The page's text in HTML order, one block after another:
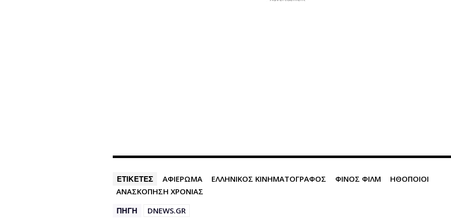
ΕΤΙΚΕΤΕΣ ΑΦΙΕΡΩΜΑ ΕΛΛΗΝΙΚΟΣ ΚΙΝΗΜΑΤΟΓΡΑΦΟΣ ΦΙΝΟΣ ΦΙΛΜ
ΗΘΟΠΟΙΟΙ
ΑΝΑΣΚΟΠΗΣΗ ΧΡΟΝΙΑΣ
ΠΗΓΗ DNEWS.GR